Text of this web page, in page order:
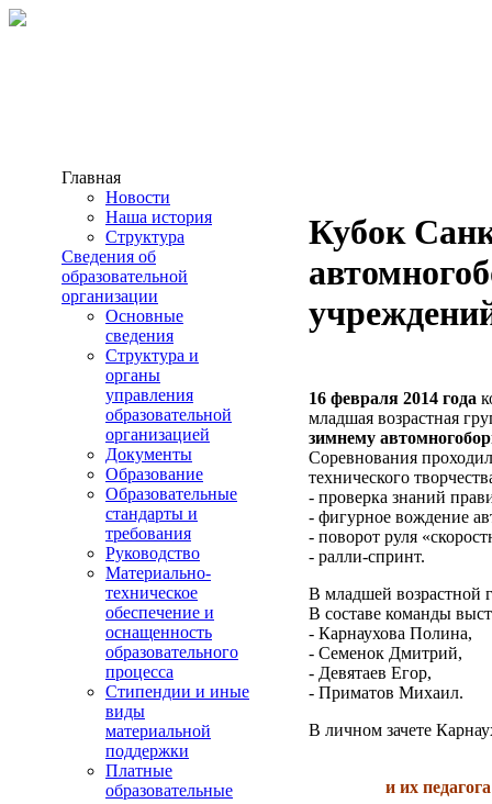
Главная
Новости
Наша история
Структура
Сведения об
образовательной
организации
Основные
сведения
Структура и
органы
управления
образовательной
организацией
Документы
Образование
Образовательные
стандарты и
требования
Руководство
Материально-
техническое
обеспечение и
оснащенность
образовательного
процесса
Стипендии и иные
виды
материальной
поддержки
Платные
образовательные
Кубок
16 февраля 2014 года
младшая возрастная
зимнему
Соревнования
технического
- проверка знаний
- фигурное вождение
- поворот руля
- ралли-спринт.
В младшей возрастной
В составе команды
- Карнаухова Полина,
- Семенок Дмитрий,
- Девятаев Егор,
- Приматов Михаил.
В личном зачете
и их